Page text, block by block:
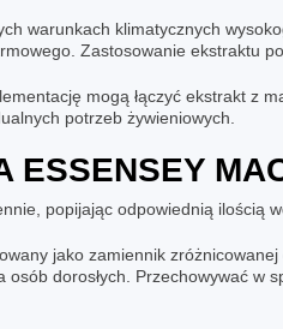
warunkach klimatycznych
Zastosowanie ekstraktu
mogą łączyć ekstrakt z
potrzeb żywieniowych.
ESSENSEY
popijając odpowiednią ilością
jako zamiennik
dorosłych. Przechowywać w